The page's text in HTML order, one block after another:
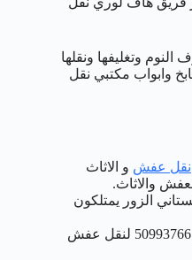
وتغليفها ونقلها
وابواب مكتبي نقل
نقل عفش و الاثاث
والاثاث.
الزور يمتلكون
كما يمكنكم التواصل معنا عبر 50993766 لنقل عفش